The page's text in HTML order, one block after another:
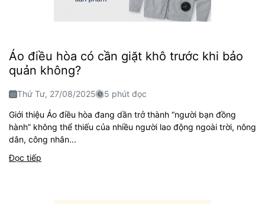
Áo điều hòa có cần giặt khô trước khi bảo
quản không?
Thứ Tư, 27/08/2025 5 phút đọc
Giới thiệu Áo điều hòa đang dần trở thành “người bạn đồng
hành” không thể thiếu của nhiều người lao động ngoài trời, nông
dân, công nhân...
Đọc tiếp